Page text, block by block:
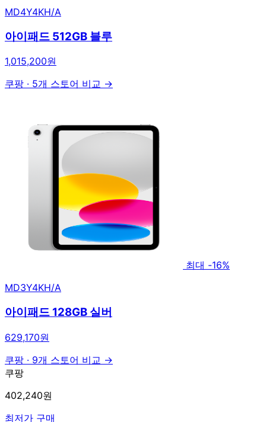
MD4Y4KH/A
아이패드 512GB 블루
1,015,200원
쿠팡 · 5개 스토어 비교 →
최대 -16%
MD3Y4KH/A
아이패드 128GB 실버
629,170원
쿠팡 · 9개 스토어 비교 →
쿠팡
402,240원
최저가 구매